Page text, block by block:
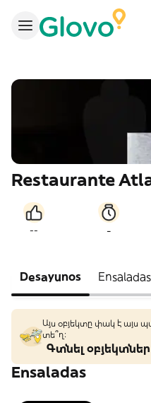
Restaurante
-- -
Desayunos Ensaladas
Այս օբյեկտը փակ է այս
տե՞ղ։
Գտնել
Ensaladas